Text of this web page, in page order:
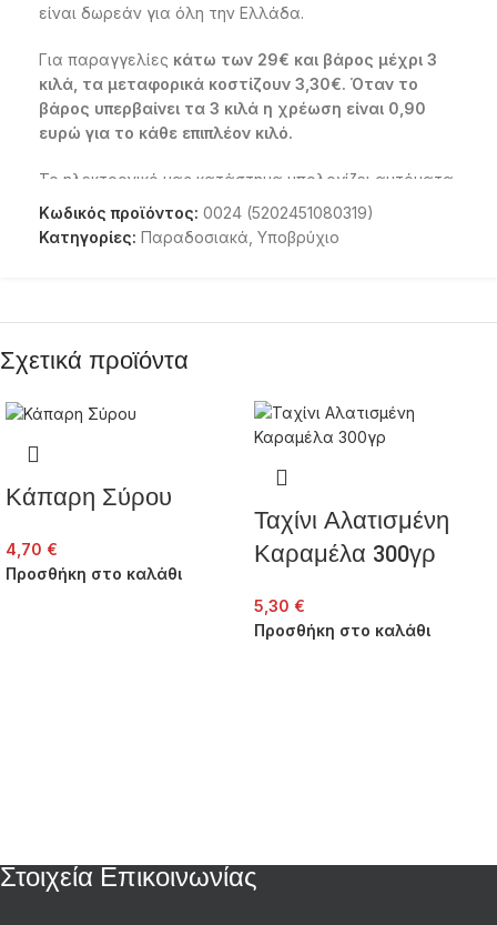
είναι δωρεάν για όλη την Ελλάδα.
Για παραγγελίες κάτω των 29€ και βάρος μέχρι 3
κιλά, τα μεταφορικά κοστίζουν 3,30€. Όταν το
βάρος υπερβαίνει τα 3 κιλά η χρέωση είναι 0,90
ευρώ για το κάθε επιπλέον κιλό.
Το ηλεκτρονικό μας κατάστημα υπολογίζει αυτόματα
το κόστος του έξτρα βάρους και του όγκου και σαν
ενημερώνει για το κόστος μεταφορικών.
CENTERπαραδίδονται με ασφάλεια στη διεύθυνση
που θα ορίσετε μέσα σε δύο ή τρεις εργάσιμες
ημέρες από την ημέρα πληρωμής της παραγγελίας.
Κωδικός προϊόντος: 0024 (5202451080319)
Κατηγορίες: Παραδοσιακά Υποβρύχιο
Σχετικά προϊόντα
Κάπαρη Σύρου
4,70 €
Προσθήκη στο καλάθι
Ταχίνι Αλατισμένη
Καραμέλα 300γρ
5,30 €
Προσθήκη στο καλάθι
Στοιχεία Επικοινωνίας